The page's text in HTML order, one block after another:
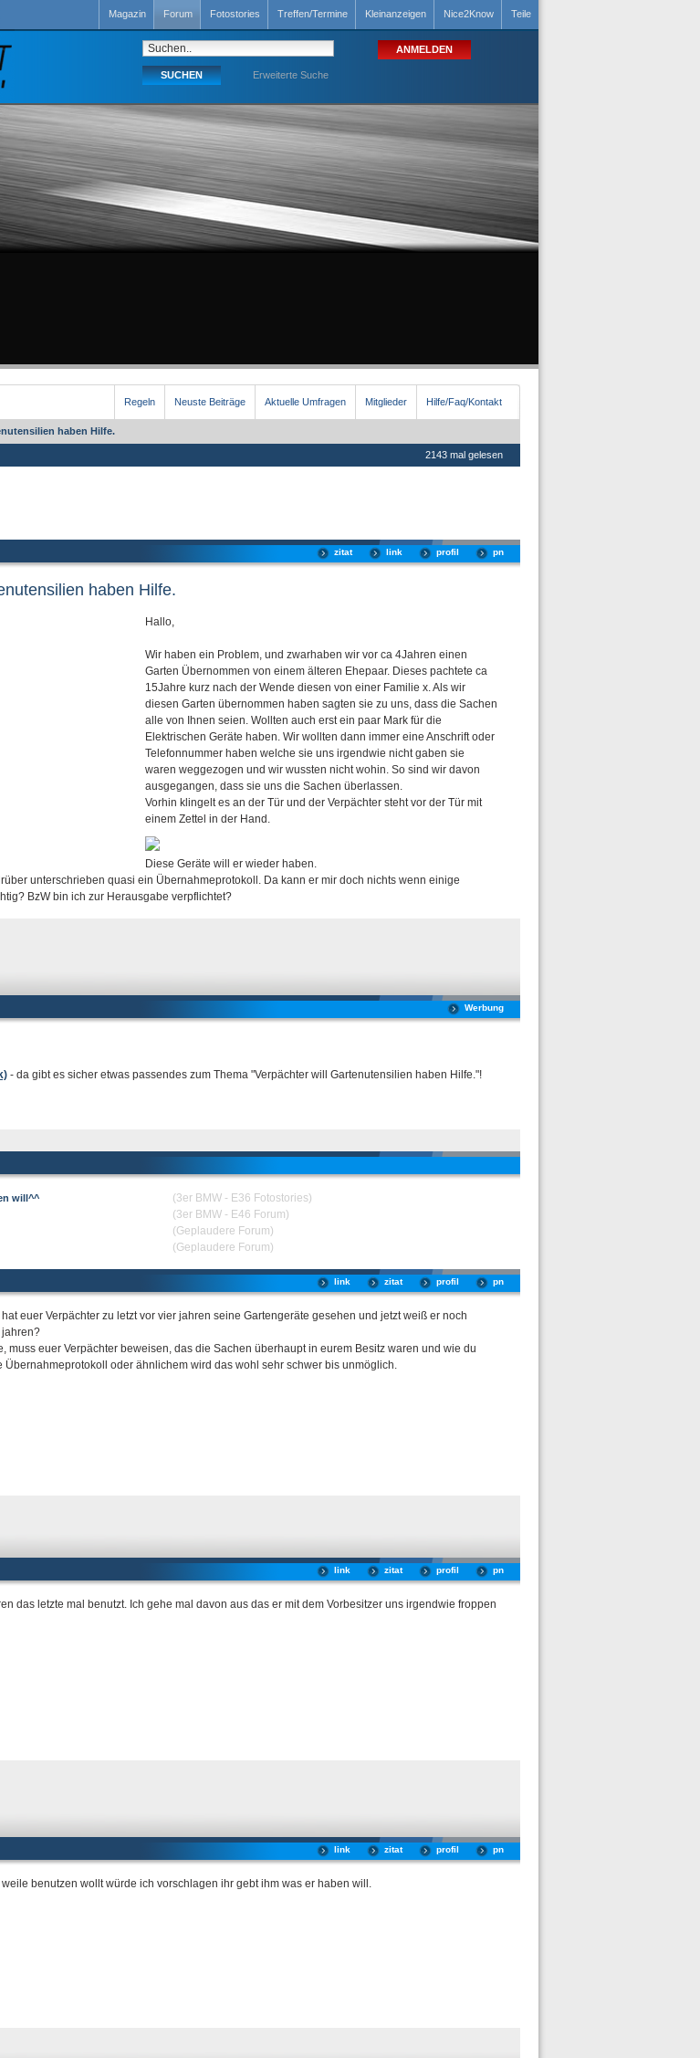
Magazin Forum Fotostories Treffen/Termine Kleinanzeigen Nice2Know Teile
Erweiterte Suche
Regeln Neuste Beiträge Aktuelle Umfragen Mitglieder Hilfe/Faq/Kontakt
haben Hilfe.
2143 mal gelesen
pn
profil
link
zitat
haben Hilfe.
Hallo,
Wir haben ein Problem, und zwarhaben wir vor ca 4Jahren einen
Garten Übernommen von einem älteren Ehepaar. Dieses pachtete ca
15Jahre kurz nach der Wende diesen von einer Familie x. Als wir
diesen Garten übernommen haben sagten sie zu uns, dass die Sachen
alle von Ihnen seien. Wollten auch erst ein paar Mark für die
Elektrischen Geräte haben. Wir wollten dann immer eine Anschrift oder
Telefonnummer haben welche sie uns irgendwie nicht gaben sie
waren weggezogen und wir wussten nicht wohin. So sind wir davon
ausgegangen, dass sie uns die Sachen überlassen.
Vorhin klingelt es an der Tür und der Verpächter steht vor der Tür mit
einem Zettel in der Hand.
Diese Geräte will er wieder haben.
unterschrieben quasi ein Übernahmeprotokoll. Da kann er mir doch nichts wenn einige
BzW bin ich zur Herausgabe verpflichtet?
Werbung
- da gibt es sicher etwas passendes zum Thema "Verpächter will Gartenutensilien haben Hilfe."!
will^^ (3er BMW - E36 Fotostories)
(3er BMW - E46 Forum)
(Geplaudere Forum)
(Geplaudere Forum)
pn
profil
zitat
link
euer Verpächter zu letzt vor vier jahren seine Gartengeräte gesehen und jetzt weiß er noch
jahren?
muss euer Verpächter beweisen, das die Sachen überhaupt in eurem Besitz waren und wie du
Übernahmeprotokoll oder ähnlichem wird das wohl sehr schwer bis unmöglich.
pn
profil
zitat
link
das letzte mal benutzt. Ich gehe mal davon aus das er mit dem Vorbesitzer uns irgendwie froppen
pn
profil
zitat
link
benutzen wollt würde ich vorschlagen ihr gebt ihm was er haben will.